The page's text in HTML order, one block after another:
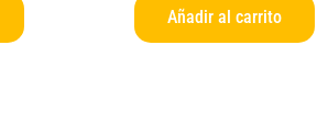
Añadir al carrito